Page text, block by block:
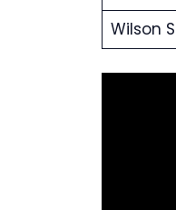
Wilson